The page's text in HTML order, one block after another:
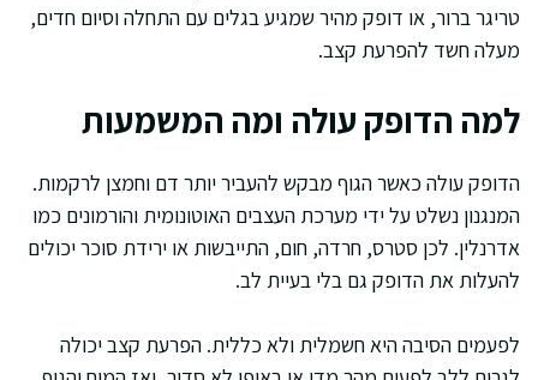
טריגר ברור, או דופק מהיר שמגיע בגלים עם התחלה וסיום חדים,
מעלה חשד להפרעת קצב.
למה הדופק עולה ומה המשמעות
הדופק עולה כאשר הגוף מבקש להעביר יותר דם וחמצן לרקמות.
המנגנון נשלט על ידי מערכת העצבים האוטונומית והורמונים כמו
אדרנלין. לכן סטרס, חרדה, חום, התייבשות או ירידת סוכר יכולים
להעלות את הדופק גם בלי בעיית לב.
לפעמים הסיבה היא חשמלית ולא כללית. הפרעת קצב יכולה